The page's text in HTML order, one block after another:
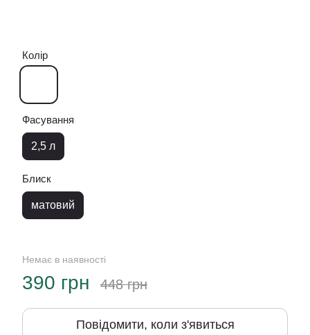
Колір
Фасування
2,5 л
Блиск
матовий
Немає в наявності
390 грн 448 грн
Повідомити, коли з'явиться